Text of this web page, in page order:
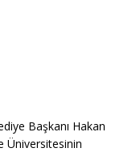
Başkanı Hakan
Üniversitesinin